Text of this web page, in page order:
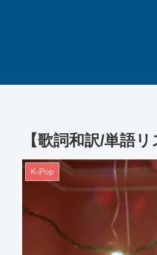
【歌詞和訳/単語
K-Pop